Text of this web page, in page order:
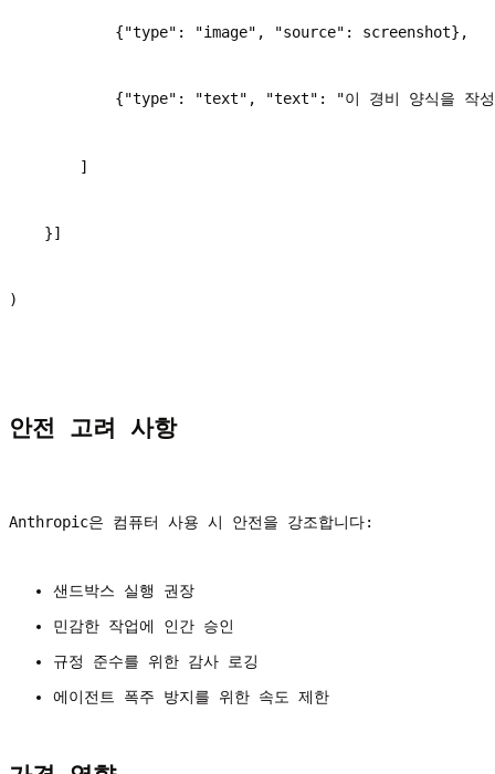
            {"type": "image", "source": screenshot},
{"type": "text", "text": "이 경비 양식을 작
        ]
    }]
)
안전 고려 사항
Anthropic은 컴퓨터 사용 시 안전을 강조합니다:
샌드박스 실행 권장
민감한 작업에 인간 승인
규정 준수를 위한 감사 로깅
에이전트 폭주 방지를 위한 속도 제한